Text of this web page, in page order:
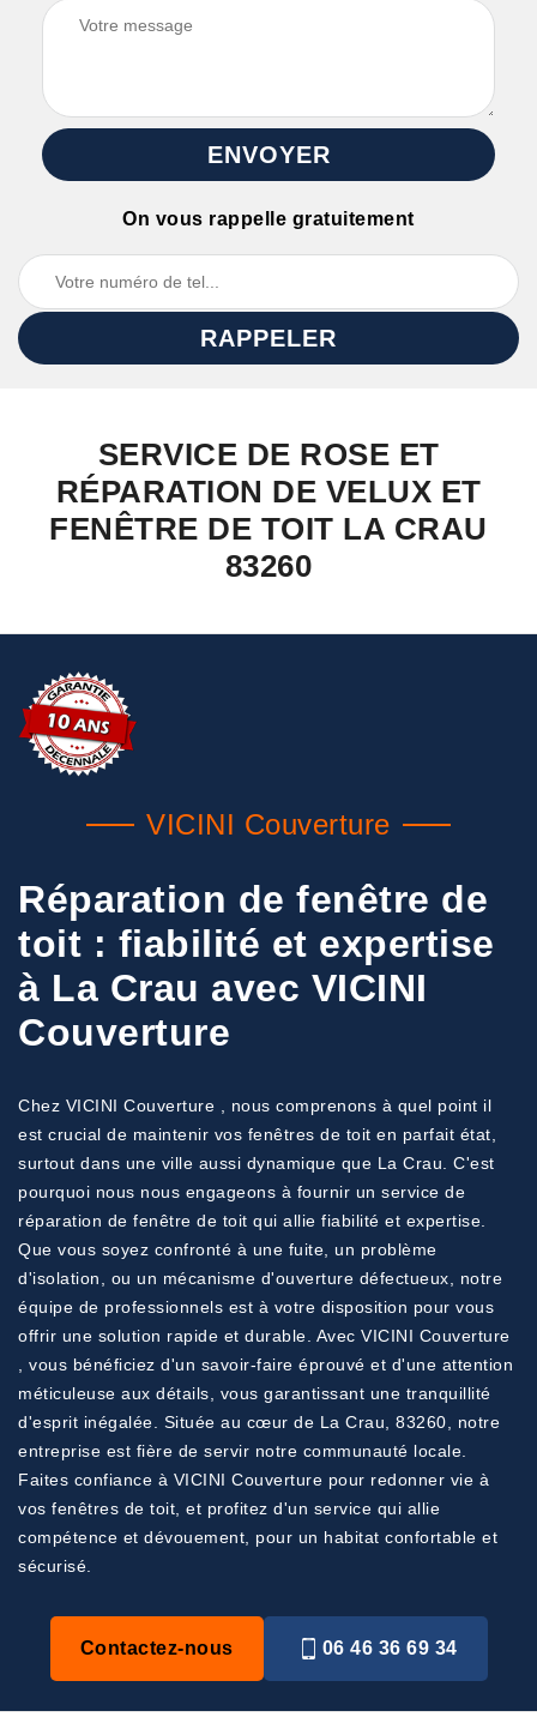
On vous rappelle gratuitement
SERVICE DE ROSE ET
RÉPARATION DE VELUX ET
FENÊTRE DE TOIT LA CRAU
83260
VICINI Couverture
Réparation de fenêtre de
toit : fiabilité et expertise
à La Crau avec VICINI
Couverture
Chez VICINI Couverture , nous comprenons à quel point il
est crucial de maintenir vos fenêtres de toit en parfait état,
surtout dans une ville aussi dynamique que La Crau. C'est
pourquoi nous nous engageons à fournir un service de
réparation de fenêtre de toit qui allie fiabilité et expertise.
Que vous soyez confronté à une fuite, un problème
d'isolation, ou un mécanisme d'ouverture défectueux, notre
équipe de professionnels est à votre disposition pour vous
offrir une solution rapide et durable. Avec VICINI Couverture
, vous bénéficiez d'un savoir-faire éprouvé et d'une attention
méticuleuse aux détails, vous garantissant une tranquillité
d'esprit inégalée. Située au cœur de La Crau, 83260, notre
entreprise est fière de servir notre communauté locale.
Faites confiance à VICINI Couverture pour redonner vie à
vos fenêtres de toit, et profitez d'un service qui allie
compétence et dévouement, pour un habitat confortable et
sécurisé.
Contactez-nous 06 46 36 69 34